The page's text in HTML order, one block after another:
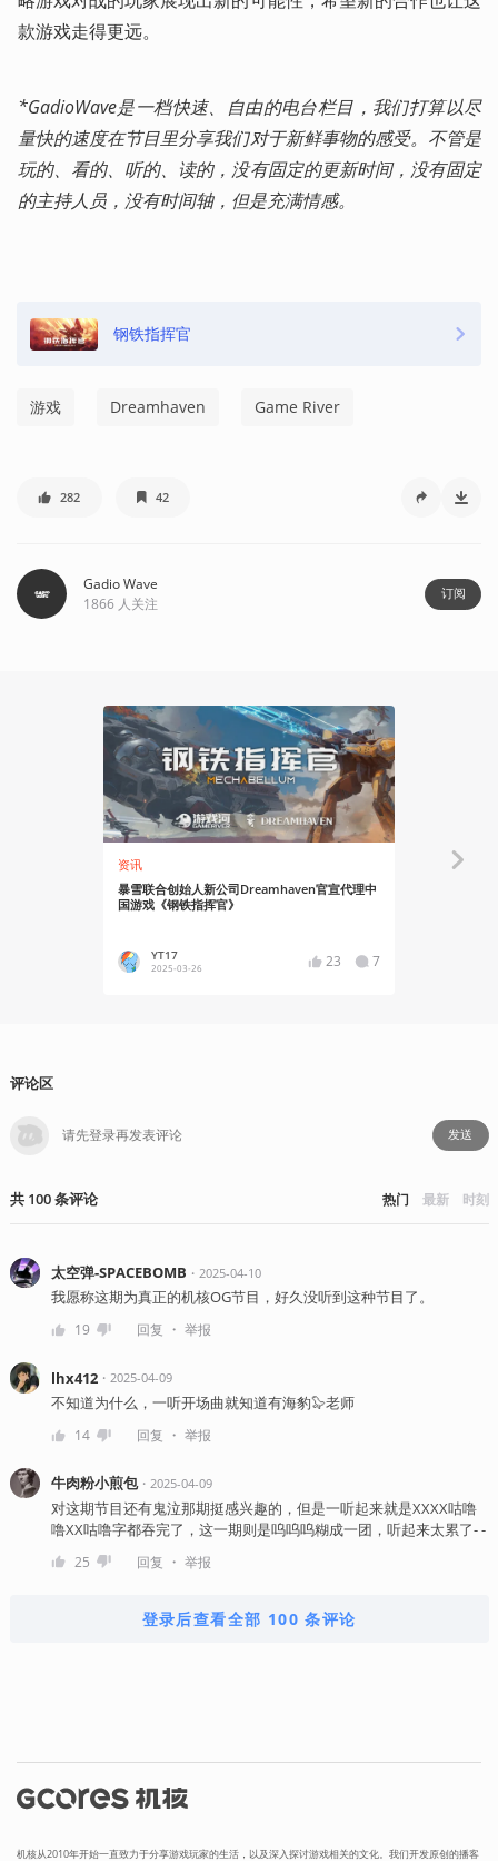
款游戏走得更远。
*GadioWave是一档快速、自由的电台栏目，我们打算以尽
量快的速度在节目里分享我们对于新鲜事物的感受。不管是
玩的、看的、听的、读的，没有固定的更新时间，没有固定
的主持人员，没有时间轴，但是充满情感。
钢铁指挥官
游戏 Dreamhaven Game River
282 42
Gadio Wave
1866 人关注
订阅
资讯
暴雪联合创始人新公司Dreamhaven官宣代理中
国游戏《钢铁指挥官》
YT17
2025-03-26 23 7
评论区
发送
共 100条评论 热门 最新 时刻
太空弹-SPACEBOMB ・ 2025-04-10
我愿称这期为真正的机核OG节目，好久没听到这种节目了。
19 回复 ・ 举报
lhx412・ 2025-04-09
不知道为什么，一听开场曲就知道有海豹🦭老师
14 回复 ・ 举报
牛肉粉小煎包・ 2025-04-09
对这期节目还有鬼泣那期挺感兴趣的，但是一听起来就是XXXX咕噜
噜XX咕噜字都吞完了，这一期则是呜呜呜糊成一团，听起来太累了- -
25 回复 ・ 举报
登录后查看全部 100 条评论
机核从2010年开始一直致力于分享游戏玩家的生活，以及深入探讨游戏相关的文化。我们开发原创的播客